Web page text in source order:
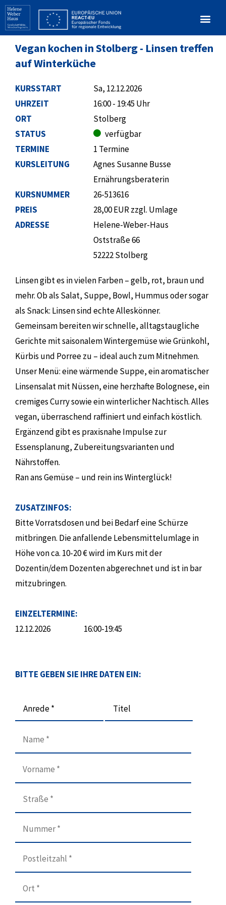
Vegan kochen in Stolberg - Linsen treffen
auf Winterküche
KURSSTART
UHRZEIT
ORT
STATUS
TERMINE
Sa, 12.12.2026
16:00 - 19:45 Uhr
Stolberg
verfügbar
1 Termine
KURSLEITUNG
KURSNUMMER
PREIS
ADRESSE
Agnes Susanne Busse
Ernährungsberaterin
26-513616
28,00 EUR zzgl. Umlage
Helene-Weber-Haus
Oststraße 66
52222 Stolberg
Linsen gibt es in vielen Farben – gelb, rot, braun und
mehr. Ob als Salat, Suppe, Bowl, Hummus oder sogar
als Snack: Linsen sind echte Alleskönner.
Gemeinsam bereiten wir schnelle, alltagstaugliche
Gerichte mit saisonalem Wintergemüse wie Grünkohl,
Kürbis und Porree zu – ideal auch zum Mitnehmen.
Unser Menü: eine wärmende Suppe, ein aromatischer
Linsensalat mit Nüssen, eine herzhafte Bolognese, ein
cremiges Curry sowie ein winterlicher Nachtisch. Alles
vegan, überraschend raffiniert und einfach köstlich.
Ergänzend gibt es praxisnahe Impulse zur
Essensplanung, Zubereitungsvarianten und
Nährstoffen.
Ran ans Gemüse – und rein ins Winterglück!
ZUSATZINFOS:
Bitte Vorratsdosen und bei Bedarf eine Schürze
mitbringen. Die anfallende Lebensmittelumlage in
Höhe von ca. 10-20 € wird im Kurs mit der
Dozentin/dem Dozenten abgerechnet und ist in bar
mitzubringen.
EINZELTERMINE:
12.12.2026
16:00-19:45
BITTE GEBEN SIE IHRE DATEN EIN:
Anrede * Titel